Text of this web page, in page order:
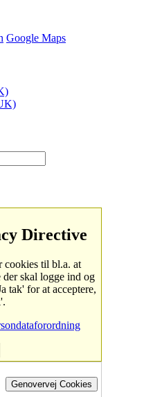
Google Maps
Directive
cookies til bl.a. at
der skal logge ind og
tak' for at acceptere,
Genovervej Cookies